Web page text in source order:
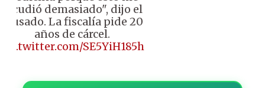
sacudió demasiado", dijo el
acusado. La fiscalía pide 20
años de cárcel.
pic.twitter.com/SE5YiH185h